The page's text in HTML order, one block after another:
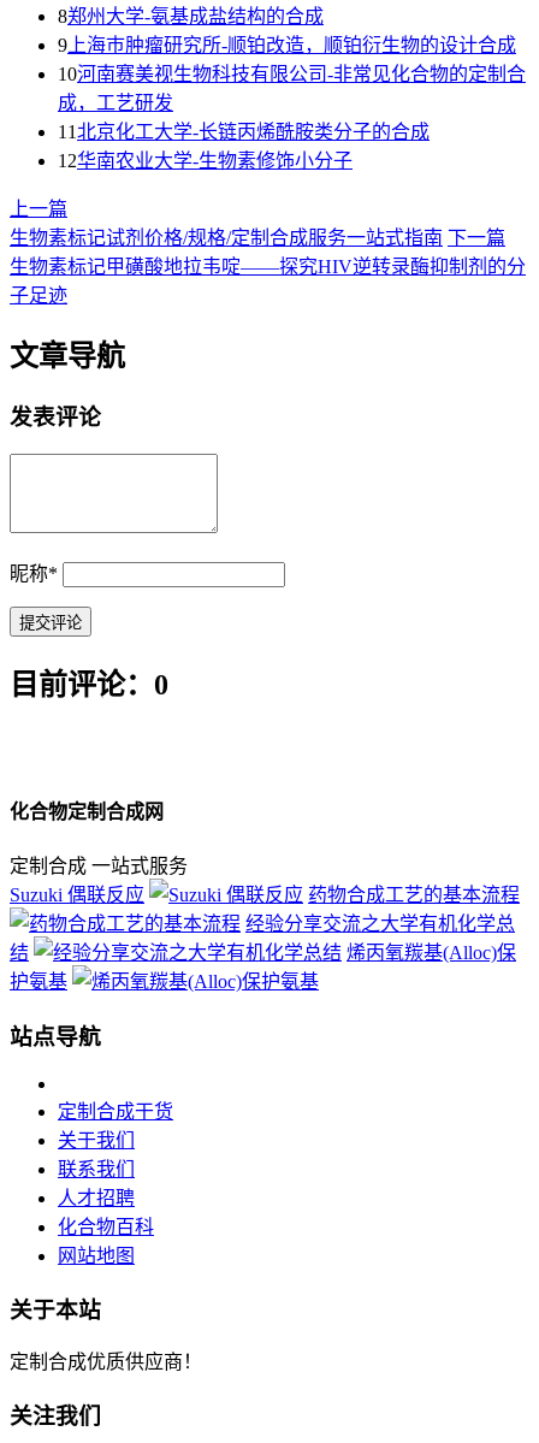
8郑州大学-氨基成盐结构的合成
9上海巿肿瘤研究所-顺铂改造，顺铂衍生物的设计合成
10河南赛美视生物科技有限公司-非常见化合物的定制合
成，工艺研发
11北京化工大学-长链丙烯酰胺类分子的合成
12华南农业大学-生物素修饰小分子
上一篇
生物素标记试剂价格/规格/定制合成服务一站式指南
下一篇
生物素标记甲磺酸地拉韦啶——探究HIV逆转录酶抑制剂的分
子足迹
文章导航
发表评论
昵称*
目前评论：0
化合物定制合成网
定制合成 一站式服务
Suzuki 偶联反应
药物合成工艺的基本流程
经验分享交流之大学有机化学总
结
烯丙氧羰基(Alloc)保
护氨基
站点导航
定制合成干货
关于我们
联系我们
人才招聘
化合物百科
网站地图
关于本站
定制合成优质供应商！
关注我们